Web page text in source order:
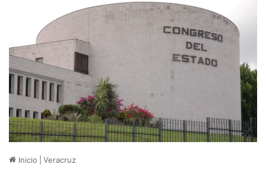
Inicio Veracruz